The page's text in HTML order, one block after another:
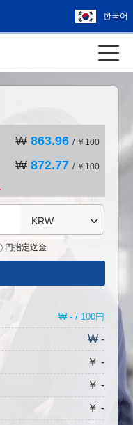
한국어
₩863.96 / ￥100
₩872.77 / ￥100
KRW
円指定送金
₩ - / 100円
₩ -
￥ -
￥ -
￥ -